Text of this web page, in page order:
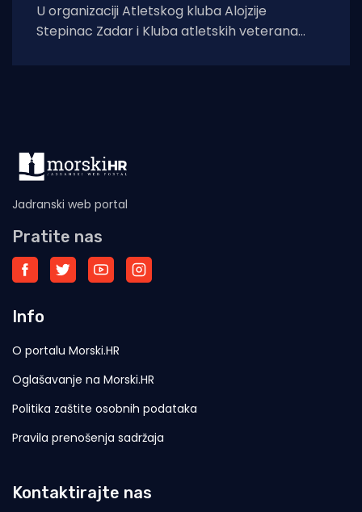
U organizaciji Atletskog kluba Alojzije
Stepinac Zadar i Kluba atletskih veterana
Jadranski web portal
Pratite nas
Info
O portalu Morski.HR
Oglašavanje na Morski.HR
Politika zaštite osobnih podataka
Pravila prenošenja sadržaja
Kontaktirajte nas